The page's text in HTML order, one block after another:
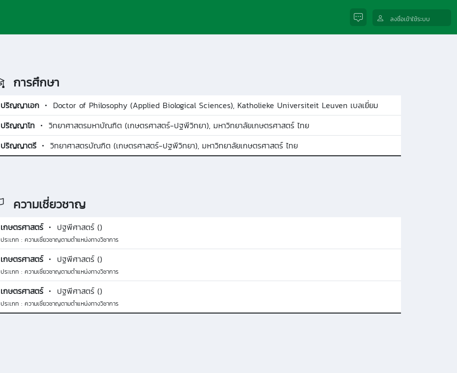
ลงชื่อเข้าใช้ระบบ
การศึกษา
ปริญญาเอก
Doctor of Philosophy (Applied Biological Sciences), Katholieke Universiteit Leuven เบลเยี่ยม
ปริญญาโท
วิทยาศาสตรมหาบัณฑิต (เกษตรศาสตร์-ปฐพีวิทยา), มหาวิทยาลัยเกษตรศาสตร์ ไทย
ปริญญาตรี
วิทยาศาสตรบัณฑิต (เกษตรศาสตร์-ปฐพีวิทยา), มหาวิทยาลัยเกษตรศาสตร์ ไทย
ความเชี่ยวชาญ
เกษตรศาสตร์ ปฐพีศาสตร์ ()
ประเภท : ความเชี่ยวชาญตามตำแหน่งทางวิชาการ
เกษตรศาสตร์ ปฐพีศาสตร์ ()
ประเภท : ความเชี่ยวชาญตามตำแหน่งทางวิชาการ
เกษตรศาสตร์ ปฐพีศาสตร์ ()
ประเภท : ความเชี่ยวชาญตามตำแหน่งทางวิชาการ